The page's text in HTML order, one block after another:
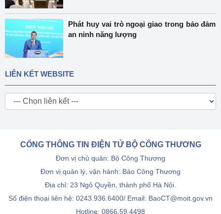
Phát huy vai trò ngoại giao trong bảo đảm
an ninh năng lượng
LIÊN KẾT WEBSITE
CỔNG THÔNG TIN ĐIỆN TỬ BỘ CÔNG THƯƠNG
Đơn vị chủ quản: Bộ Công Thương
Đơn vị quản lý, vận hành: Báo Công Thương
Địa chỉ: 23 Ngô Quyền, thành phố Hà Nội.
Số điện thoại liên hệ: 0243.936.6400/ Email: BaoCT@moit.gov.vn
Hotline: 0866.59.4498